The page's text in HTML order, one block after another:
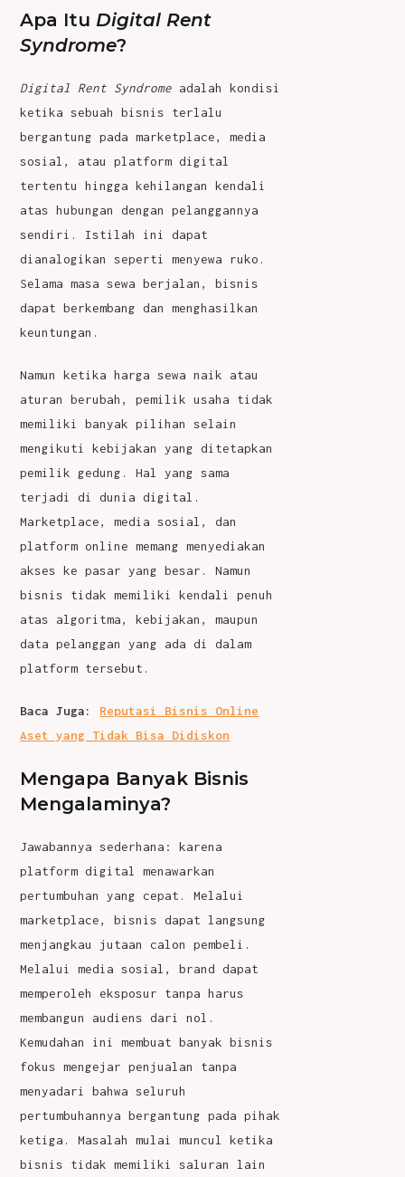
Apa Itu Digital Rent
Syndrome?
Digital Rent Syndrome adalah kondisi
ketika sebuah bisnis terlalu
bergantung pada marketplace, media
sosial, atau platform digital
tertentu hingga kehilangan kendali
atas hubungan dengan pelanggannya
sendiri. Istilah ini dapat
dianalogikan seperti menyewa ruko.
Selama masa sewa berjalan, bisnis
dapat berkembang dan menghasilkan
keuntungan.
Namun ketika harga sewa naik atau
aturan berubah, pemilik usaha tidak
memiliki banyak pilihan selain
mengikuti kebijakan yang ditetapkan
pemilik gedung. Hal yang sama
terjadi di dunia digital.
Marketplace, media sosial, dan
platform online memang menyediakan
akses ke pasar yang besar. Namun
bisnis tidak memiliki kendali penuh
atas algoritma, kebijakan, maupun
data pelanggan yang ada di dalam
platform tersebut.
Baca Juga: Reputasi Bisnis Online
Aset yang Tidak Bisa Didiskon
Mengapa Banyak Bisnis
Mengalaminya?
Jawabannya sederhana: karena
platform digital menawarkan
pertumbuhan yang cepat. Melalui
marketplace, bisnis dapat langsung
menjangkau jutaan calon pembeli.
Melalui media sosial, brand dapat
memperoleh eksposur tanpa harus
membangun audiens dari nol.
Kemudahan ini membuat banyak bisnis
fokus mengejar penjualan tanpa
menyadari bahwa seluruh
pertumbuhannya bergantung pada pihak
ketiga. Masalah mulai muncul ketika
bisnis tidak memiliki saluran lain